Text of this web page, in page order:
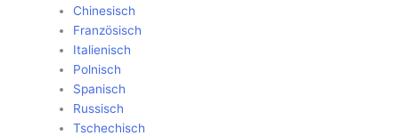
Chinesisch
Französisch
Italienisch
Polnisch
Spanisch
Russisch
Tschechisch